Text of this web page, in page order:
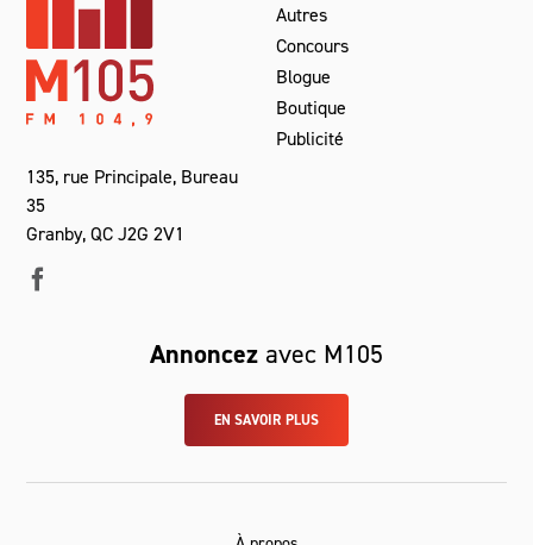
135, rue Principale, Bureau
35
Granby, QC J2G 2V1
Autres
Concours
Blogue
Boutique
Publicité
Annoncez avec M105
EN SAVOIR PLUS